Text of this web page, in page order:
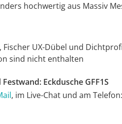
hochwertig aus Massiv
UX-Dübel und
sind nicht enthalten
Eckdusche GFF1S
, im Live-Chat und am